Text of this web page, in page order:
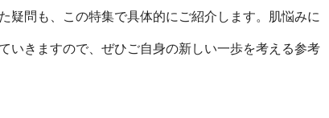
疑問も、この特集で具体的にご紹介します。肌悩みに
いきますので、ぜひご自身の新しい一歩を考える参考